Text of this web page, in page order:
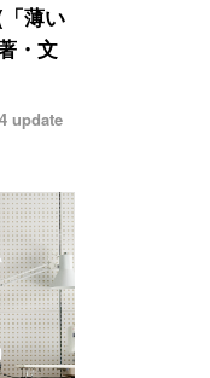
薄い
・文
update